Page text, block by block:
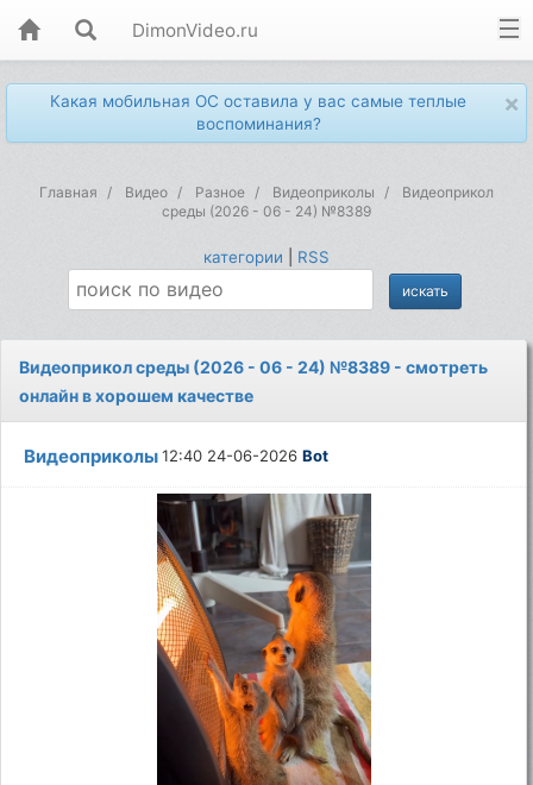
DimonVideo.ru
×
Какая мобильная ОС оставила у вас самые теплые
воспоминания?
Главная Видео Разное Видеоприколы
Видеоприкол
среды (2026 - 06 - 24) №8389
категории RSS
Видеоприкол среды (2026 - 06 - 24) №8389 - смотреть
онлайн в хорошем качестве
Видеоприколы12:40 24-06-2026Bot